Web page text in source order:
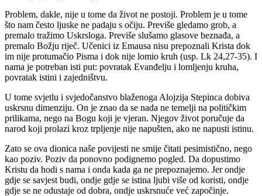
Problem, dakle, nije u tome da život ne postoji. Problem je u tome
što nam često ljuske ne padaju s očiju. Previše gledamo grob, a
premalo tražimo Uskrsloga. Previše slušamo glasove beznađa, a
premalo Božju riječ. Učenici iz Emausa nisu prepoznali Krista dok
im nije protumačio Pisma i dok nije lomio kruh (usp. Lk 24,27-35). I
nama je potreban isti put: povratak Evanđelju i lomljenju kruha,
povratak istini i zajedništvu.
U tome svjetlu i svjedočanstvo blaženoga Alojzija Stepinca dobiva
uskrsnu dimenziju. On je znao da se nada ne temelji na političkim
prilikama, nego na Bogu koji je vjeran. Njegov život poručuje da
narod koji prolazi kroz trpljenje nije napušten, ako ne napusti istinu.
Zato se ova dionica naše povijesti ne smije čitati pesimistično, nego
kao poziv. Poziv da ponovno podignemo pogled. Da dopustimo
Kristu da hodi s nama i onda kada ga ne prepoznajemo. Jer ondje
gdje se savjest budi, ondje gdje se istina ljubi više od koristi, ondje
gdje se ne odustaje od dobra, ondje uskrsnuće već započinje.